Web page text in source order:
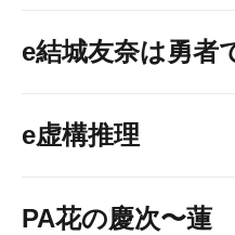
e結城友奈は勇者
e虚構推理
PA花の慶次〜蓮